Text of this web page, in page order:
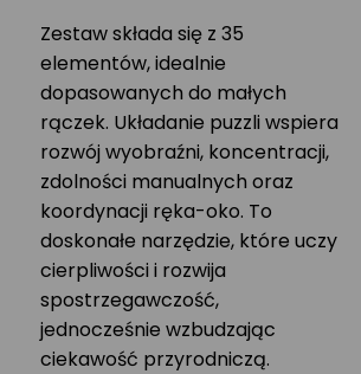
Zestaw składa się z 35
elementów, idealnie
dopasowanych do małych
rączek. Układanie puzzli wspiera
rozwój wyobraźni, koncentracji,
zdolności manualnych oraz
koordynacji ręka-oko. To
doskonałe narzędzie, które uczy
cierpliwości i rozwija
spostrzegawczość,
jednocześnie wzbudzając
ciekawość przyrodniczą.